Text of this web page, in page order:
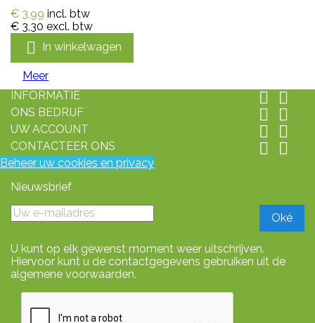
€ 3,99 incl. btw
€ 3,30 excl. btw
 In winkelwagen
Meer
INFORMATIE
 
ONS BEDRIJF  
UW ACCOUNT  
CONTACTEER ONS  
Beheer uw cookies en privacy
Nieuwsbrief
U kunt op elk gewenst moment weer uitschrijven.
Hiervoor kunt u de contactgegevens gebruiken uit de
algemene voorwaarden.